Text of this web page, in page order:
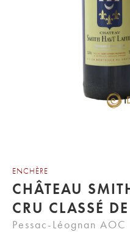
ENCHÈRE
CHÂTEAU
CRU CLASSÉ
Pessac-Léognan AOC